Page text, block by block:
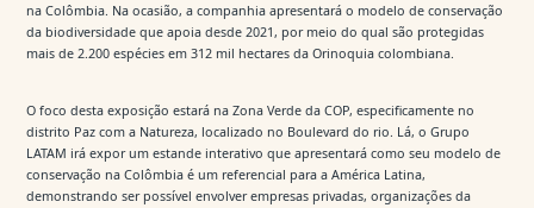
na Colômbia. Na ocasião, a companhia apresentará o modelo de conservação
da biodiversidade que apoia desde 2021, por meio do qual são protegidas
mais de 2.200 espécies em 312 mil hectares da Orinoquia colombiana.
O foco desta exposição estará na Zona Verde da COP, especificamente no
distrito Paz com a Natureza, localizado no Boulevard do rio. Lá, o Grupo
LATAM irá expor um estande interativo que apresentará como seu modelo de
conservação na Colômbia é um referencial para a América Latina,
demonstrando ser possível envolver empresas privadas, organizações da